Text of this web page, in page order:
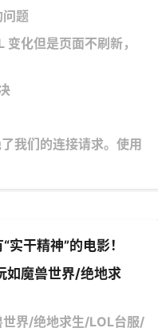
题
化但是页面不刷新，
我们的连接请求。使用
干精神”的电影！
如魔兽世界/绝地求
界/绝地求生/LOL台服/